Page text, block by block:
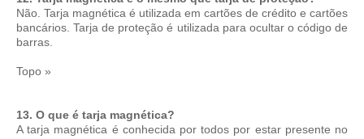
Não. Tarja magnética é utilizada em cartões de crédito e cartões
bancários. Tarja de proteção é utilizada para ocultar o código de
barras.
Topo »
13. O que é tarja magnética?
A tarja magnética é conhecida por todos por estar presente no